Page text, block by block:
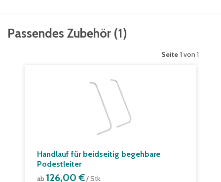
Passendes Zubehör (1)
Seite 1 von 1
Handlauf für beidseitig begehbare
Podestleiter
ab 126,00 €/ Stk.